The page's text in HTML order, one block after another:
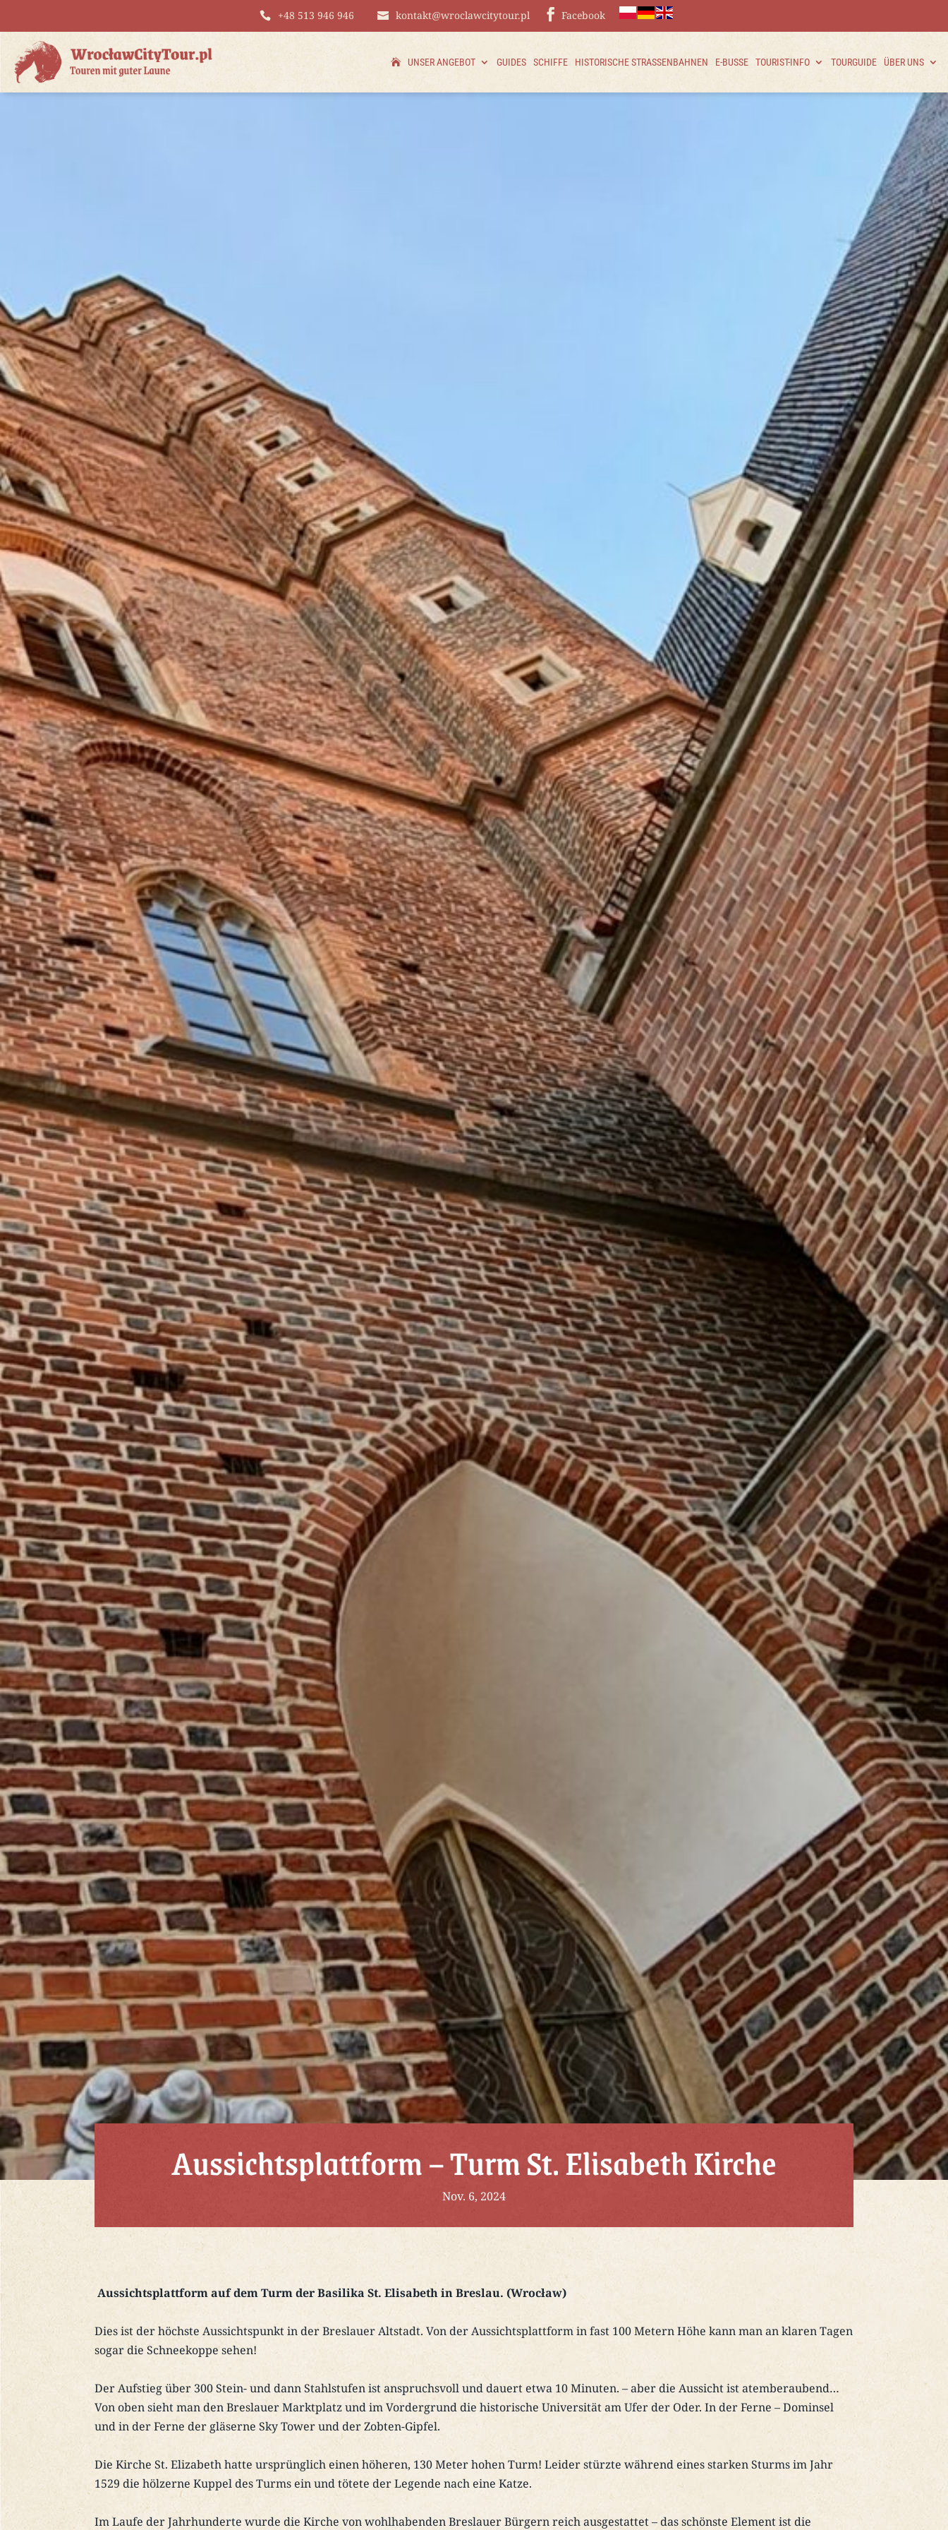
+48 513 946 946 kontakt@wroclawcitytour.pl Facebook
UNSER ANGEBOT GUIDES SCHIFFE HISTORISCHE STRASSENBAHNEN E-BUSSE TOURIST-INFO TOURGUIDE ÜBER UNS
Aussichtsplattform – Turm St. Elisabeth Kirche
Nov. 6, 2024
Aussichtsplattform auf dem Turm der Basilika St. Elisabeth in Breslau. (Wrocław)
Dies ist der höchste Aussichtspunkt in der Breslauer Altstadt. Von der Aussichtsplattform in fast 100 Metern Höhe kann man an klaren Tagen
sogar die Schneekoppe sehen!
Der Aufstieg über 300 Stein- und dann Stahlstufen ist anspruchsvoll und dauert etwa 10 Minuten. – aber die Aussicht ist atemberaubend…
Von oben sieht man den Breslauer Marktplatz und im Vordergrund die historische Universität am Ufer der Oder. In der Ferne – Dominsel
und in der Ferne der gläserne Sky Tower und der Zobten-Gipfel.
Die Kirche St. Elizabeth hatte ursprünglich einen höheren, 130 Meter hohen Turm! Leider stürzte während eines starken Sturms im Jahr
1529 die hölzerne Kuppel des Turms ein und tötete der Legende nach eine Katze.
Im Laufe der Jahrhunderte wurde die Kirche von wohlhabenden Breslauer Bürgern reich ausgestattet – das schönste Element ist die